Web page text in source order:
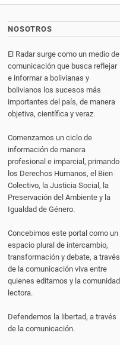
NOSOTROS
El Radar surge como un medio de
comunicación que busca reflejar
e informar a bolivianas y
bolivianos los sucesos más
importantes del país, de manera
objetiva, científica y veraz.
Comenzamos un ciclo de
información de manera
profesional e imparcial, primando
los Derechos Humanos, el Bien
Colectivo, la Justicia Social, la
Preservación del Ambiente y la
Igualdad de Género.
Concebimos este portal como un
espacio plural de intercambio,
transformación y debate, a través
de la comunicación viva entre
quienes editamos y la comunidad
lectora.
Defendemos la libertad, a través
de la comunicación.